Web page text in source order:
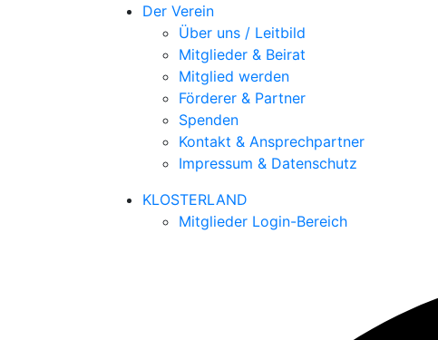
Der Verein
Über uns / Leitbild
Mitglieder & Beirat
Mitglied werden
Förderer & Partner
Spenden
Kontakt & Ansprechpartner
Impressum & Datenschutz
KLOSTERLAND
Mitglieder Login-Bereich